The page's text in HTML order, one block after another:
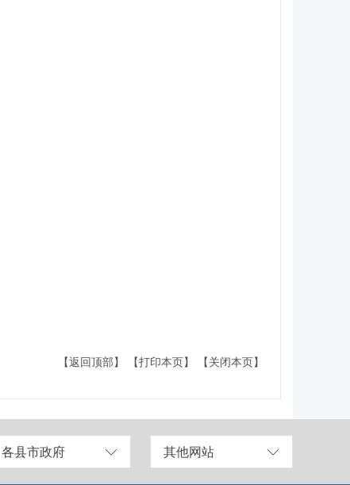
【返回顶部】
【打印本页】 【关闭本页】
各县市政府 其他网站